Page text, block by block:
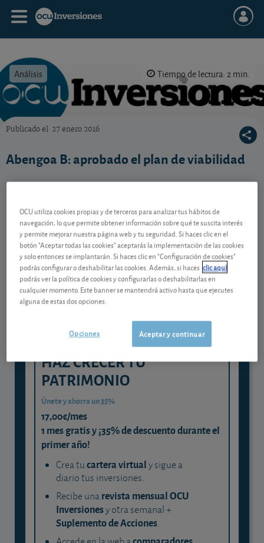
Análisis Tiempo de lectura: 2 min.
Publicado el 27 enero 2016
Abengoa B: aprobado el plan de viabilidad
Contenido reservado a SOCIOS
Gestiona tu dinero con visión
experta
y consigue que cada euro trabaje
para ti
HAZ CRECER TU
PATRIMONIO
Únete y ahorra un 35%
17,00€/mes
1 mes gratis y ¡35% de descuento durante el
primer año!
Crea tucartera virtualy sigue a
diario tus inversiones.
Recibe unarevista mensual OCU
Inversionesy otra semanal +
Suplemento de Acciones.
OCU utiliza cookies propias y de terceros para analizar tus hábitos de
navegación, lo que permite obtener información sobre qué te suscita interés
y permite mejorar nuestra página web y tu seguridad. Si haces clic en el
botón "Aceptar todas las cookies" aceptarás la implementación de las cookies
y solo entonces se implantarán. Si haces clic en "Configuración de cookies"
podrás configurar o deshabilitar las cookies. Además, si haces clic aquí
podrás ver la política de cookies y configurarlas o deshabilitarlas en
cualquier momento. Este banner se mantendrá activo hasta que ejecutes
alguna de estas dos opciones.
Aceptar y continuar
Opciones